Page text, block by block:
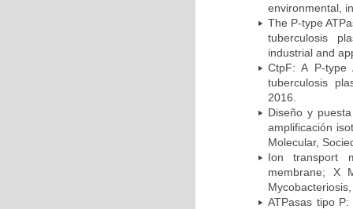
environmental,
The P-type
tuberculosis
industrial and
CtpF: A P-type
tuberculosis
2016.
Diseño y
amplificación
Molecular,
Ion transport
membrane; X
ATPasas tipo